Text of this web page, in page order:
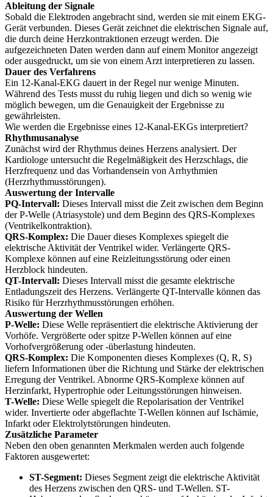
Ableitung der Signale
Sobald die Elektroden angebracht sind, werden sie mit einem EKG-
Gerät verbunden. Dieses Gerät zeichnet die elektrischen Signale auf,
die durch deine Herzkontraktionen erzeugt werden. Die
aufgezeichneten Daten werden dann auf einem Monitor angezeigt
oder ausgedruckt, um sie von einem Arzt interpretieren zu lassen.
Dauer des Verfahrens
Ein 12-Kanal-EKG dauert in der Regel nur wenige Minuten.
Während des Tests musst du ruhig liegen und dich so wenig wie
möglich bewegen, um die Genauigkeit der Ergebnisse zu
gewährleisten.
Wie werden die Ergebnisse eines 12-Kanal-EKGs interpretiert?
Rhythmusanalyse
Zunächst wird der Rhythmus deines Herzens analysiert. Der
Kardiologe untersucht die Regelmäßigkeit des Herzschlags, die
Herzfrequenz und das Vorhandensein von Arrhythmien
(Herzrhythmusstörungen).
Auswertung der Intervalle
PQ-Intervall: Dieses Intervall misst die Zeit zwischen dem Beginn
der P-Welle (Atriasystole) und dem Beginn des QRS-Komplexes
(Ventrikelkontraktion).
QRS-Komplex: Die Dauer dieses Komplexes spiegelt die
elektrische Aktivität der Ventrikel wider. Verlängerte QRS-
Komplexe können auf eine Reizleitungsstörung oder einen
Herzblock hindeuten.
QT-Intervall: Dieses Intervall misst die gesamte elektrische
Entladungszeit des Herzens. Verlängerte QT-Intervalle können das
Risiko für Herzrhythmusstörungen erhöhen.
Auswertung der Wellen
P-Welle: Diese Welle repräsentiert die elektrische Aktivierung der
Vorhöfe. Vergrößerte oder spitze P-Wellen können auf eine
Vorhofvergrößerung oder -überlastung hindeuten.
QRS-Komplex: Die Komponenten dieses Komplexes (Q, R, S)
liefern Informationen über die Richtung und Stärke der elektrischen
Erregung der Ventrikel. Abnorme QRS-Komplexe können auf
Herzinfarkt, Hypertrophie oder Leitungsstörungen hinweisen.
T-Welle: Diese Welle spiegelt die Repolarisation der Ventrikel
wider. Invertierte oder abgeflachte T-Wellen können auf Ischämie,
Infarkt oder Elektrolytstörungen hindeuten.
Zusätzliche Parameter
Neben den oben genannten Merkmalen werden auch folgende
Faktoren ausgewertet:
ST-Segment: Dieses Segment zeigt die elektrische Aktivität
des Herzens zwischen den QRS- und T-Wellen. ST-